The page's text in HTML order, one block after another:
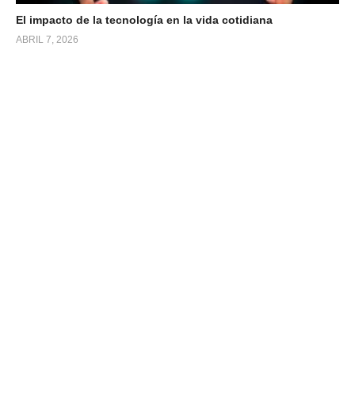
El impacto de la tecnología en la vida cotidiana
ABRIL 7, 2026